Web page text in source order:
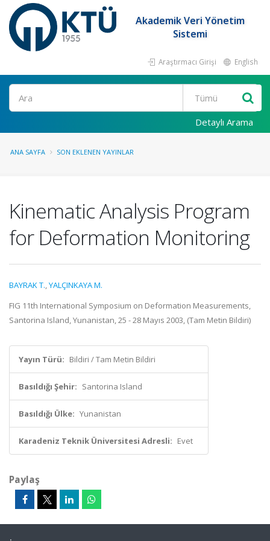
Akademik Veri Yönetim
Sistemi
Araştırmacı Girişi English
Ara
Detaylı Arama
ANA SAYFA SON EKLENEN YAYINLAR
Kinematic Analysis Program
for Deformation Monitoring
BAYRAK T.,YALÇINKAYA M.
FIG 11th International Symposium on Deformation Measurements,
Santorina Island, Yunanistan, 25 - 28 Mayıs 2003, (Tam Metin Bildiri)
Yayın Türü: Bildiri / Tam Metin Bildiri
Basıldığı Şehir: Santorina Island
Basıldığı Ülke: Yunanistan
Karadeniz Teknik Üniversitesi Adresli: Evet
Paylaş